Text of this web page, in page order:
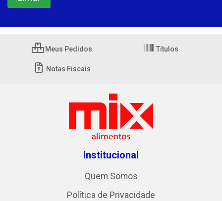
Meus Pedidos Títulos
Notas Fiscais
Institucional
Quem Somos
Política de Privacidade